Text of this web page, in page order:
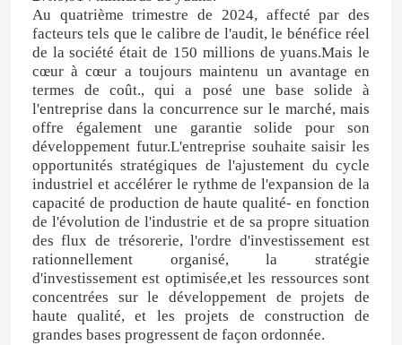
Au quatrième trimestre de 2024, affecté par des
facteurs tels que le calibre de l'audit, le bénéfice réel
de la société était de 150 millions de yuans.Mais le
cœur à cœur a toujours maintenu un avantage en
termes de coût., qui a posé une base solide à
l'entreprise dans la concurrence sur le marché, mais
offre également une garantie solide pour son
développement futur.L'entreprise souhaite saisir les
opportunités stratégiques de l'ajustement du cycle
industriel et accélérer le rythme de l'expansion de la
capacité de production de haute qualité- en fonction
de l'évolution de l'industrie et de sa propre situation
des flux de trésorerie, l'ordre d'investissement est
rationnellement organisé, la stratégie
d'investissement est optimisée,et les ressources sont
concentrées sur le développement de projets de
haute qualité, et les projets de construction de
grandes bases progressent de façon ordonnée.